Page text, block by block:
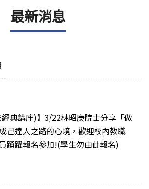
最新消息
經典講座)】3/22林昭庚院士分享「做
己達人之路的心境，歡迎校內教職
踴躍報名參加!(學生勿由此報名)